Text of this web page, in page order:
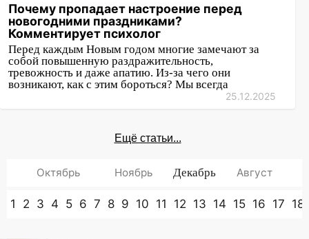
Почему пропадает настроение перед
новогодними праздниками?
Комментирует психолог
Перед каждым Новым годом многие замечают за
собой повышенную раздражительность,
тревожность и даже апатию. Из-за чего они
возникают, как с этим бороться? Мы всегда
25.12.2025
Ещё статьи...
Октябрь Ноябрь Декабрь Август
1 2 3 4 5 6 7 8 9 10 11 12 13 14 15 16 17 18